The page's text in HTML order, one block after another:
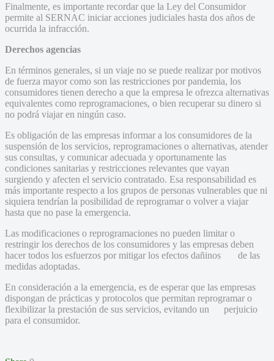
Finalmente, es importante recordar que la Ley del Consumidor
permite al SERNAC iniciar acciones judiciales hasta dos años de
ocurrida la infracción.
Derechos agencias
En términos generales, si un viaje no se puede realizar por motivos
de fuerza mayor como son las restricciones por pandemia, los
consumidores tienen derecho a que la empresa le ofrezca alternativas
equivalentes como reprogramaciones, o bien recuperar su dinero si
no podrá viajar en ningún caso.
Es obligación de las empresas informar a los consumidores de la
suspensión de los servicios, reprogramaciones o alternativas, atender
sus consultas, y comunicar adecuada y oportunamente las
condiciones sanitarias y restricciones relevantes que vayan
surgiendo y afecten el servicio contratado. Esa responsabilidad es
más importante respecto a los grupos de personas vulnerables que ni
siquiera tendrían la posibilidad de reprogramar o volver a viajar
hasta que no pase la emergencia.
Las modificaciones o reprogramaciones no pueden limitar o
restringir los derechos de los consumidores y las empresas deben
hacer todos los esfuerzos por mitigar los efectos dañinos de las
medidas adoptadas.
En consideración a la emergencia, es de esperar que las empresas
dispongan de prácticas y protocolos que permitan reprogramar o
flexibilizar la prestación de sus servicios, evitando un perjuicio
para el consumidor.